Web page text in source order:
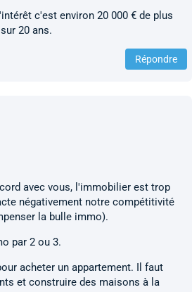
c'est environ 20 000 € de plus
20 ans.
Répondre
avec vous, l'immobilier est trop
négativement notre compétitivité
la bulle immo).
par 2 ou 3.
acheter un appartement. Il faut
et construire des maisons à la